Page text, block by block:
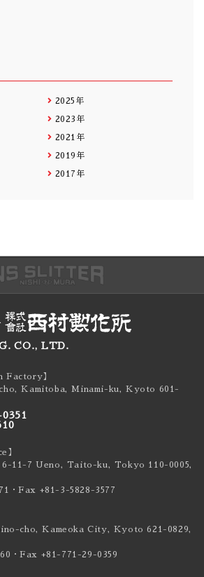
2025年
2023年
2021年
2019年
2017年
CO., LTD.
Factory】
Kamitoba, Minami-ku,Kyoto 601-
】
6-11-7 Ueno, Taito-ku, Tokyo 110-0005,
・Fax +81-3-5828-3577
cho, Kameoka City, Kyoto 621-0829,
・Fax +81-771-29-0359